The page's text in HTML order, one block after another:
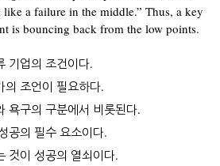
a failure in the middle.” Thus, a key
is bouncing back from the low points.
기업의 조건이다.
의 조언이 필요하다.
욕구의 구분에서 비롯된다.
공의 필수 요소이다.
것이 성공의 열쇠이다.